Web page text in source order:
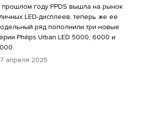
прошлом году PPDS вышла на рынок
LED-дисплеев, теперь же ее
ряд пополнили три новые
Philips Urban LED 5000, 6000 и
апреля 2025